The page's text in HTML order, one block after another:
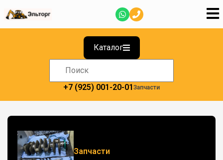
Каталог
+7 (925) 001-20-01 Запчасти
Запчасти